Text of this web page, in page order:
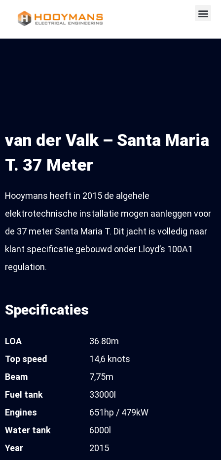
van der Valk – Santa Maria
T. 37 Meter
Hooymans heeft in 2015 de algehele
elektrotechnische installatie mogen aanleggen voor
de 37 meter Santa Maria T. Dit jacht is volledig naar
klant specificatie gebouwd onder Lloyd’s 100A1
regulation.
Specificaties
LOA
36.80m
Top speed
14,6 knots
Beam
7,75m
Fuel tank
33000l
Engines
651hp / 479kW
Water tank
6000l
Year
2015